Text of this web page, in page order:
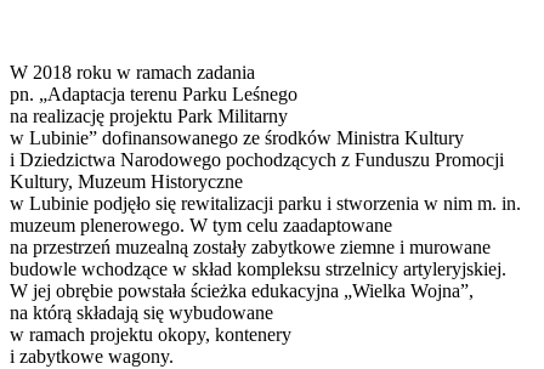
W 2018 roku w ramach zadania
pn. „Adaptacja terenu Parku Leśnego
na realizację projektu Park Militarny
w Lubinie” dofinansowanego ze środków Ministra Kultury
i Dziedzictwa Narodowego pochodzących z Funduszu Promocji
Kultury, Muzeum Historyczne
w Lubinie podjęło się rewitalizacji parku i stworzenia w nim m. in.
muzeum plenerowego. W tym celu zaadaptowane
na przestrzeń muzealną zostały zabytkowe ziemne i murowane
budowle wchodzące w skład kompleksu strzelnicy artyleryjskiej.
W jej obrębie powstała ścieżka edukacyjna „Wielka Wojna”,
na którą składają się wybudowane
w ramach projektu okopy, kontenery
i zabytkowe wagony.